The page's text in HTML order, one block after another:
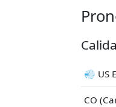
💨 US
CO